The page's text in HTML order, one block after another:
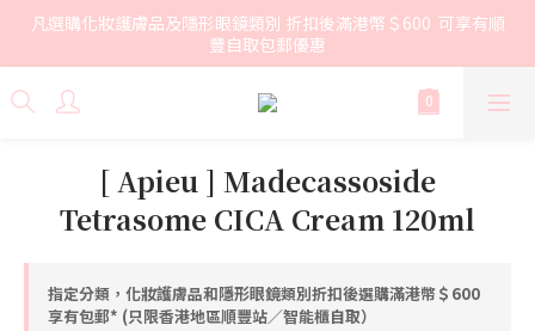
凡選購化妝護膚品及隱形眼鏡類別 折扣後滿港幣＄600  可享有順
豐自取包郵優惠
[ Apieu ] Madecassoside
Tetrasome CICA Cream 120ml
指定分類，化妝護膚品和隱形眼鏡類別折扣後選購滿港幣＄600
享有包郵* (只限香港地區順豐站／智能櫃自取）